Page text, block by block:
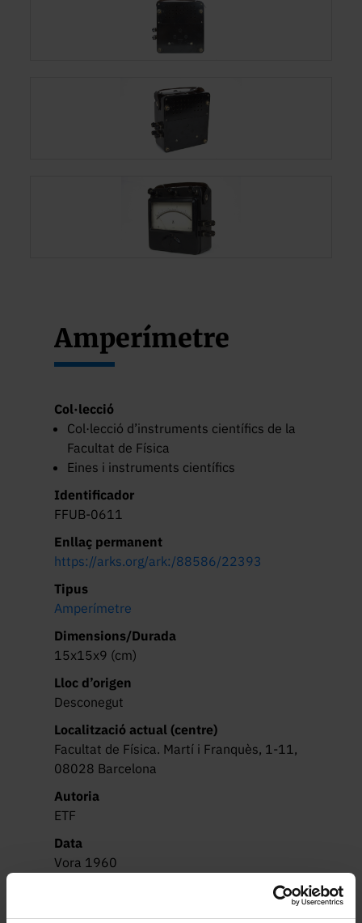
Amperímetre
Col·lecció
Col·lecció d’instruments científics de la
Facultat de Física
Eines i instruments científics
Identificador
FFUB-0611
Enllaç permanent
https://arks.org/ark:/88586/22393
Tipus
Amperímetre
Dimensions/Durada
15x15x9 (cm)
Lloc d’origen
Desconegut
Localització actual (centre)
Facultat de Física. Martí i Franquès, 1-11,
08028 Barcelona
Autoria
ETF
Data
Vora 1960